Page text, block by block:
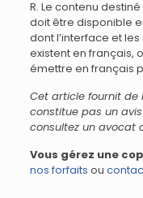
R. Le contenu
doit être disponible
dont l’interface et
existent en français,
émettre en français
Cet article fournit de
constitue pas un
consultez un avocat
Vous gérez une
nos forfaits ou